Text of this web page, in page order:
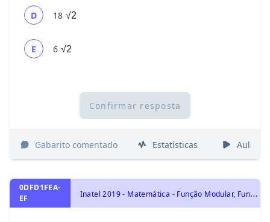
D 18 √2
E 6 √2
Confirmar resposta
Gabarito comentado Estatísticas Aulas
0DFD1FEA-
EF
I
natel 2019 - Matemática - Função Modular, Funções